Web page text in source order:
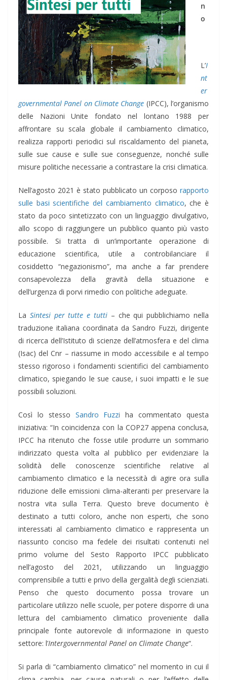
n
o
L’I
nt
er
governmental Panel on Climate Change (IPCC), l’organismo
delle Nazioni Unite fondato nel lontano 1988 per
affrontare su scala globale il cambiamento climatico,
realizza rapporti periodici sul riscaldamento del pianeta,
sulle sue cause e sulle sue conseguenze, nonché sulle
misure politiche necessarie a contrastare la crisi climatica.
Nell’agosto 2021 è stato pubblicato un corposo rapporto
sulle basi scientifiche del cambiamento climatico, che è
stato da poco sintetizzato con un linguaggio divulgativo,
allo scopo di raggiungere un pubblico quanto più vasto
possibile. Si tratta di un’importante operazione di
educazione scientifica, utile a controbilanciare il
cosiddetto “negazionismo”, ma anche a far prendere
consapevolezza della gravità della situazione e
dell’urgenza di porvi rimedio con politiche adeguate.
La Sintesi per tutte e tutti – che qui pubblichiamo nella
traduzione italiana coordinata da Sandro Fuzzi, dirigente
di ricerca dell’Istituto di scienze dell’atmosfera e del clima
(Isac) del Cnr – riassume in modo accessibile e al tempo
stesso rigoroso i fondamenti scientifici del cambiamento
climatico, spiegando le sue cause, i suoi impatti e le sue
possibili soluzioni.
Così lo stesso Sandro Fuzzi ha commentato questa
iniziativa: “In coincidenza con la COP27 appena conclusa,
IPCC ha ritenuto che fosse utile produrre un sommario
indirizzato questa volta al pubblico per evidenziare la
solidità delle conoscenze scientifiche relative al
cambiamento climatico e la necessità di agire ora sulla
riduzione delle emissioni clima-alteranti per preservare la
nostra vita sulla Terra. Questo breve documento è
destinato a tutti coloro, anche non esperti, che sono
interessati al cambiamento climatico e rappresenta un
riassunto conciso ma fedele dei risultati contenuti nel
primo volume del Sesto Rapporto IPCC pubblicato
nell’agosto del 2021, utilizzando un linguaggio
comprensibile a tutti e privo della gergalità degli scienziati.
Penso che questo documento possa trovare un
particolare utilizzo nelle scuole, per potere disporre di una
lettura del cambiamento climatico proveniente dalla
principale fonte autorevole di informazione in questo
settore: l’Intergovernmental Panel on Climate Change“.
Si parla di “cambiamento climatico” nel momento in cui il